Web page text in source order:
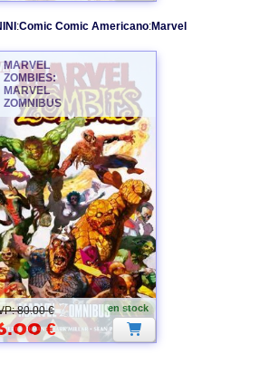
:Comic Comic Americano:Marvel
MARVEL
ZOMBIES:
MARVEL
ZOMNIBUS
MARVEL
en stock
80.00 €
€